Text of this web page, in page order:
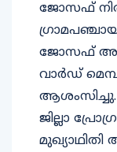
ജോസഫ്
ജോസഫ്
വാർഡ്
ജില്ലാ